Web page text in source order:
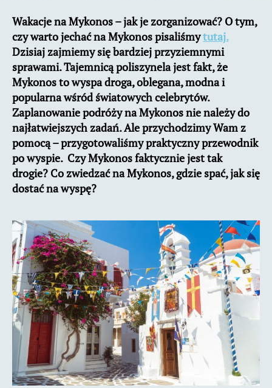
Mykonos
–
informacje
praktyczne
Wakacje na Mykonos – jak je zorganizować? O tym,
czy warto jechać na Mykonos pisaliśmytutaj.
Dzisiaj zajmiemy się bardziej przyziemnymi
sprawami. Tajemnicą poliszynela jest fakt, że
Mykonos to wyspa droga, oblegana, modna i
popularna wśród światowych celebrytów.
Zaplanowanie podróży na Mykonos nie należy do
najłatwiejszych zadań. Ale przychodzimy Wam z
pomocą – przygotowaliśmy praktyczny przewodnik
po wyspie. Czy Mykonos faktycznie jest tak
drogie? Co zwiedzać na Mykonos, gdzie spać, jak się
dostać na wyspę?